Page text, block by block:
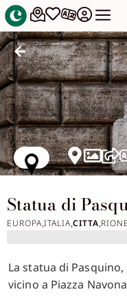
Statua di
EUROPA,ITALIA,CITTA,
La statua di
vicino a Piazza